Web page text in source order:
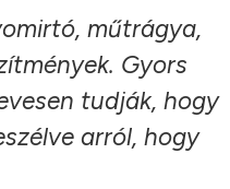
műtrágya,
Gyors
tudják, hogy
arról, hogy